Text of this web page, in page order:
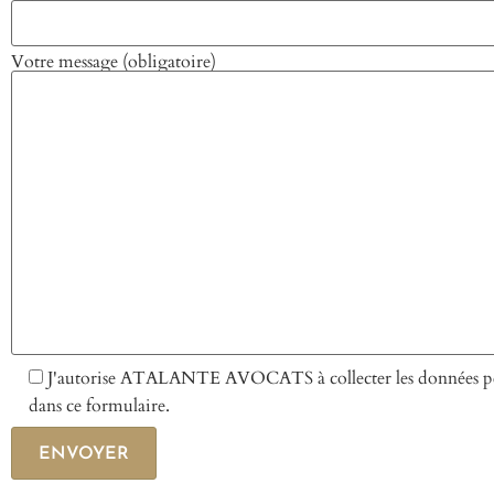
Votre message (obligatoire)
J'autorise ATALANTE AVOCATS à collecter les données
dans ce formulaire.